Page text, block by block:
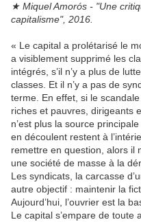
★ Miquel Amorós - "Une
capitalisme", 2016.
« Le capital a prolétarisé le
a visiblement supprimé les
intégrés, s’il n’y a plus de
classes. Et il n’y a pas de
terme. En effet, si le
riches et pauvres, dirigeants
n’est plus la source
en découlent restent à
remettre en question, alors il
une société de masse à la
Les syndicats, la carcasse
autre objectif : maintenir la
Aujourd’hui, l’ouvrier est la
Le capital s’empare de toute